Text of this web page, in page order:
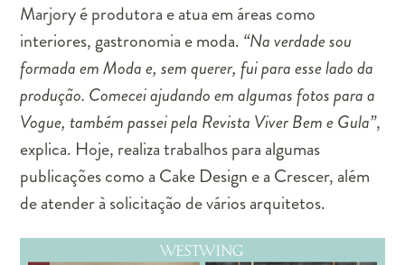
Marjory é produtora e atua em áreas como
interiores, gastronomia e moda. “Na verdade sou
formada em Moda e, sem querer, fui para esse lado da
produção. Comecei ajudando em algumas fotos para a
Vogue, também passei pela Revista Viver Bem e Gula”,
explica. Hoje, realiza trabalhos para algumas
publicações como a Cake Design e a Crescer, além
de atender à solicitação de vários arquitetos.